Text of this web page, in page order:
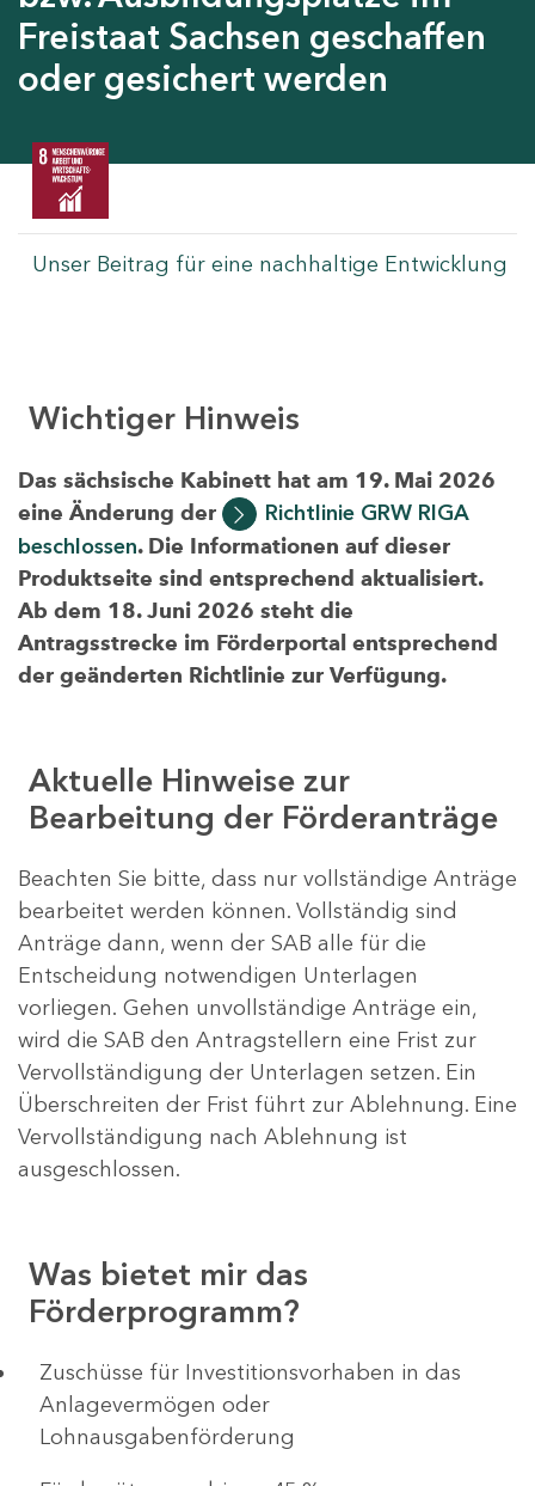
Freistaat Sachsen geschaffen
oder gesichert werden
Unser Beitrag für eine nachhaltige Entwicklung
Wichtiger Hinweis
Das sächsische Kabinett hat am 19. Mai 2026
eine Änderung der
Richtlinie GRW RIGA
beschlossen. Die Informationen auf dieser
Produktseite sind entsprechend aktualisiert.
Ab dem 18. Juni 2026 steht die
Antragsstrecke im Förderportal entsprechend
der geänderten Richtlinie zur Verfügung.
Aktuelle Hinweise zur
Bearbeitung der Förderanträge
Beachten Sie bitte, dass nur vollständige Anträge
bearbeitet werden können. Vollständig sind
Anträge dann, wenn der SAB alle für die
Entscheidung notwendigen Unterlagen
vorliegen. Gehen unvollständige Anträge ein,
wird die SAB den Antragstellern eine Frist zur
Vervollständigung der Unterlagen setzen. Ein
Überschreiten der Frist führt zur Ablehnung. Eine
Vervollständigung nach Ablehnung ist
ausgeschlossen.
Was bietet mir das
Förderprogramm?
​​​​​​Zuschüsse für Investitionsvorhaben in das
Anlagevermögen oder
Lohnausgabenförderung